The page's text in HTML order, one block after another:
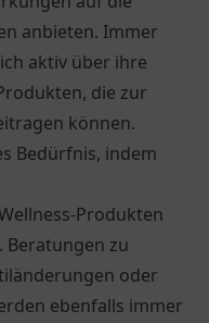
anbieten. Immer
aktiv über ihre
die zur
können.
Bedürfnis, indem
Produkten
zu
oder
ebenfalls immer